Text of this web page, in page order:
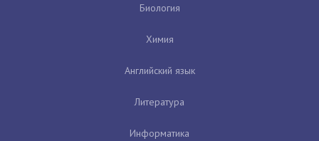
Биология
Химия
Английский язык
Литература
Информатика